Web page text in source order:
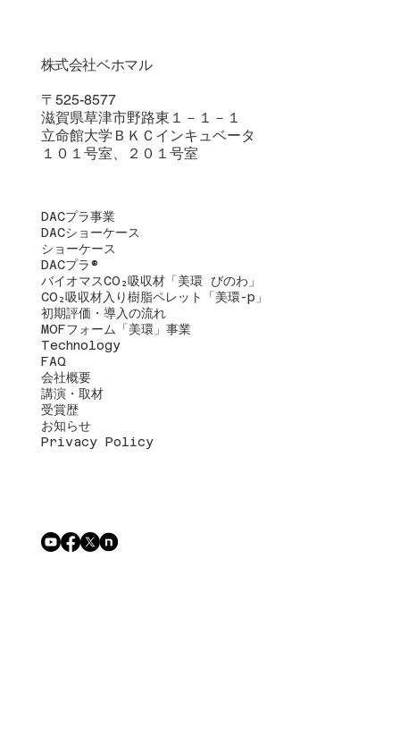
​株式会社ベホマル
〒525-8577
滋賀県草津市野路東１－１－１
立命館大学ＢＫＣインキュベータ
１０１号室、２０１号室
DACプラ事業
DACショーケース
ショーケース
DACプラ®
バイオマスCO₂吸収材「美環 びのわ」
CO₂吸収材入り樹脂ペレット「美環-p」
初期評価・導入の流れ
​MOFフォーム「美環」事業
Technology
FAQ
会社概要
講演・取材
受賞歴
お知らせ
Privacy Policy